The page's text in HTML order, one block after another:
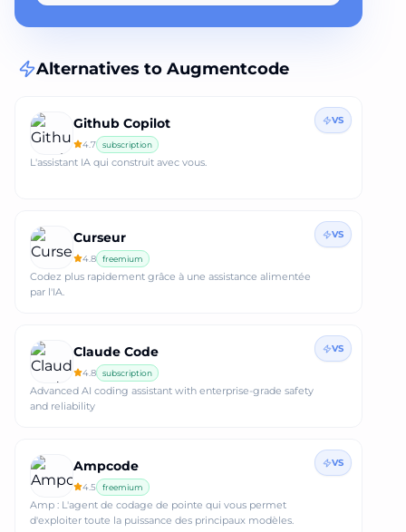
Alternatives to Augmentcode
Github Copilot
4.7 subscription
L'assistant IA qui construit avec vous.
VS
Curseur
4.8 freemium
Codez plus rapidement grâce à une assistance alimentée
par l'IA.
VS
Claude Code
4.8 subscription
Advanced AI coding assistant with enterprise-grade safety
and reliability
VS
Ampcode
4.5 freemium
Amp : L'agent de codage de pointe qui vous permet
d'exploiter toute la puissance des principaux modèles.
VS